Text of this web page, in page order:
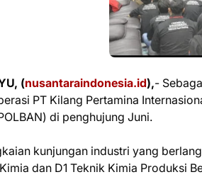
(nusantaraindonesia.id),-
PT Kilang Pertamina
di penghujung Juni.
kunjungan industri yang
dan D1 Teknik Kimia Produksi